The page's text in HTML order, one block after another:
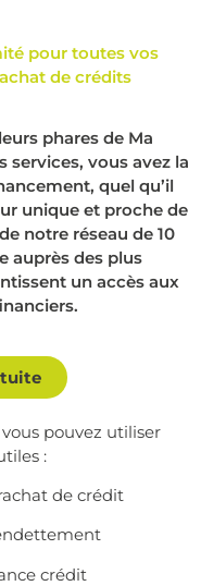
pour toutes vos
de crédits
phares de Ma
services, vous avez la
quel qu’il
unique et proche de
notre réseau de 10
auprès des plus
un accès aux
pouvez utiliser
:
de crédit
crédit